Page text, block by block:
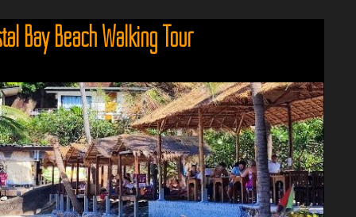
Bay Beach Walking Tour